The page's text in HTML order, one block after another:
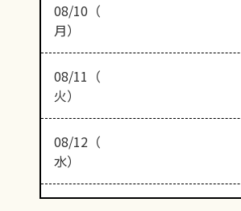
08/10（
月）
08/11（
火）
08/12（
水）